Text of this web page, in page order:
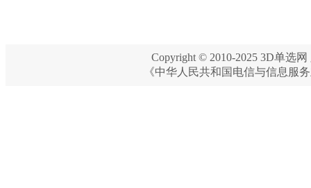
Copyright © 2010-2025 3D单选网
《中华人民共和国电信与信息服